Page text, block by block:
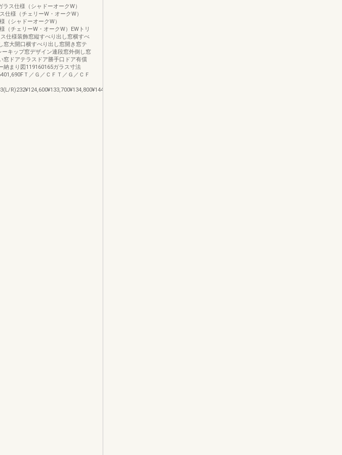
ス仕様（シャドーオークW）
様（チェリーW・オークW）
（シャドーオークW）
（チェリーW・オークW）EWトリ
仕様装飾窓縦すべり出し窓横すべ
窓大開口横すべり出し窓開き窓テ
ーキップ窓デザイン連段窓外倒し窓
窓ドアテラスドア勝手口ドア有償
納まり図119160165ガラス寸法
Ｔ／Ｇ／ＣＦＴ／Ｇ／ＣＦ